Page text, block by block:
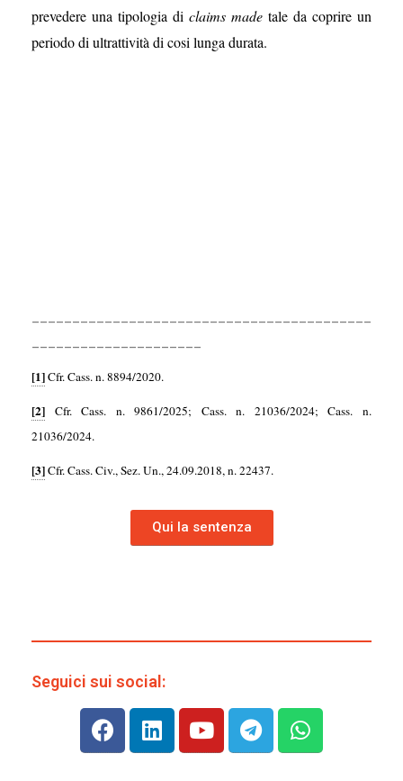
prevedere una tipologia di claims made tale da coprire un
periodo di ultrattività di cosi lunga durata.
[1]Cfr. Cass. n. 8894/2020.
[2] Cfr. Cass. n. 9861/2025; Cass. n. 21036/2024; Cass. n.
21036/2024.
[3]Cfr. Cass. Civ., Sez. Un., 24.09.2018, n. 22437.
Qui la sentenza
Seguici sui social: